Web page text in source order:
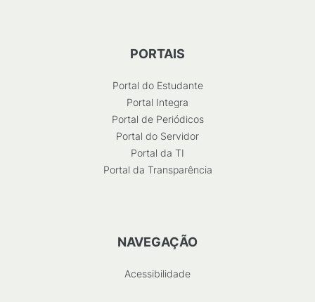
PORTAIS
Portal do Estudante
Portal Integra
Portal de Periódicos
Portal do Servidor
Portal da TI
Portal da Transparência
NAVEGAÇÃO
Acessibilidade